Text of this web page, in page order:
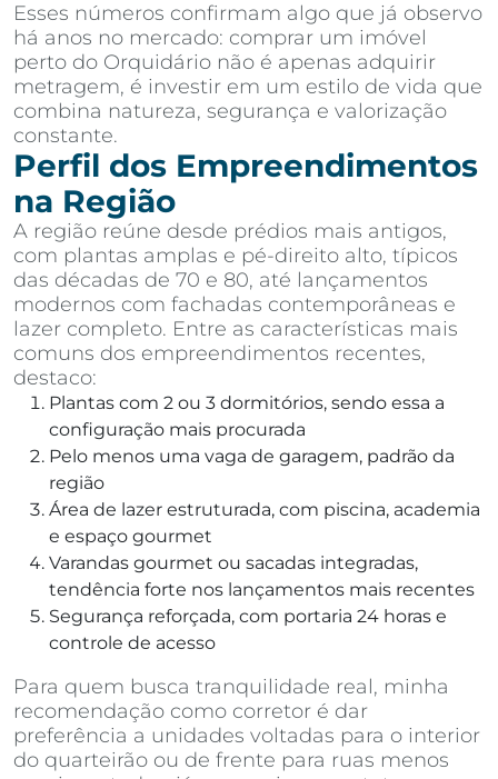
Esses números confirmam algo que já observo
há anos no mercado: comprar um imóvel
perto do Orquidário não é apenas adquirir
metragem, é investir em um estilo de vida que
combina natureza, segurança e valorização
constante.
Perfil dos Empreendimentos
na Região
A região reúne desde prédios mais antigos,
com plantas amplas e pé-direito alto, típicos
das décadas de 70 e 80, até lançamentos
modernos com fachadas contemporâneas e
lazer completo. Entre as características mais
comuns dos empreendimentos recentes,
destaco:
Plantas com 2 ou 3 dormitórios, sendo essa a
configuração mais procurada
Pelo menos uma vaga de garagem, padrão da
região
Área de lazer estruturada, com piscina, academia
e espaço gourmet
Varandas gourmet ou sacadas integradas,
tendência forte nos lançamentos mais recentes
Segurança reforçada, com portaria 24 horas e
controle de acesso
Para quem busca tranquilidade real, minha
recomendação como corretor é dar
preferência a unidades voltadas para o interior
do quarteirão ou de frente para ruas menos